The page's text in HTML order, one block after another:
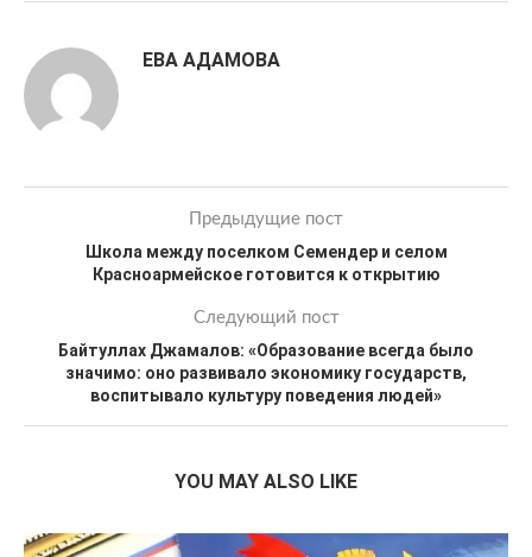
ЕВА АДАМОВА
Предыдущие пост
Школа между поселком Семендер и селом
Красноармейское готовится к открытию
Следующий пост
Байтуллах Джамалов: «Образование всегда было
значимо: оно развивало экономику государств,
воспитывало культуру поведения людей»
YOU MAY ALSO LIKE